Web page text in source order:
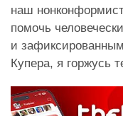
наш
помочь
и
Купера, я горжусь